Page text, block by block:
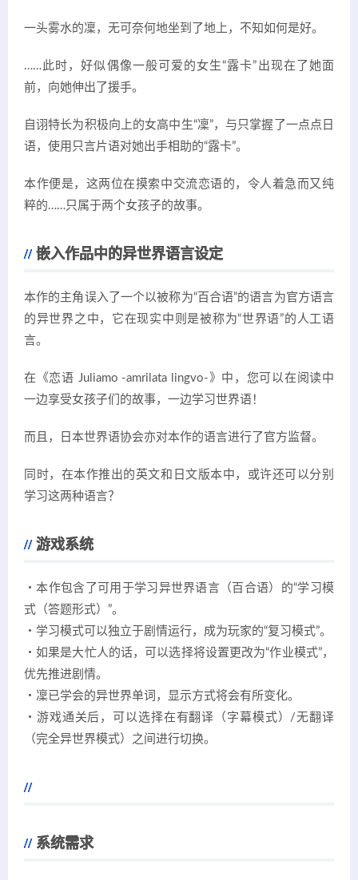
一头雾水的凜，无可奈何地坐到了地上，不知如何是好。
……此时，好似偶像一般可爱的女生“露卡”出现在了她面
前，向她伸出了援手。
自诩特长为积极向上的女高中生“凜”，与只掌握了一点点日
语，使用只言片语对她出手相助的“露卡”。
本作便是，这两位在摸索中交流恋语的，令人着急而又纯
粹的……只属于两个女孩子的故事。
嵌入作品中的异世界语言设定
本作的主角误入了一个以被称为“百合语”的语言为官方语言
的异世界之中，它在现实中则是被称为“世界语”的人工语
言。
在《恋语 Juliamo -amrilata lingvo-》中，您可以在阅读中
一边享受女孩子们的故事，一边学习世界语！
而且，日本世界语协会亦对本作的语言进行了官方监督。
同时，在本作推出的英文和日文版本中，或许还可以分别
学习这两种语言？
游戏系统
・本作包含了可用于学习异世界语言（百合语）的“学习模
式（答题形式）”。
・学习模式可以独立于剧情运行，成为玩家的“复习模式”。
・如果是大忙人的话，可以选择将设置更改为“作业模式”，
优先推进剧情。
・凜已学会的异世界单词，显示方式将会有所变化。
・游戏通关后，可以选择在有翻译（字幕模式）/无翻译
（完全异世界模式）之间进行切换。
系统需求